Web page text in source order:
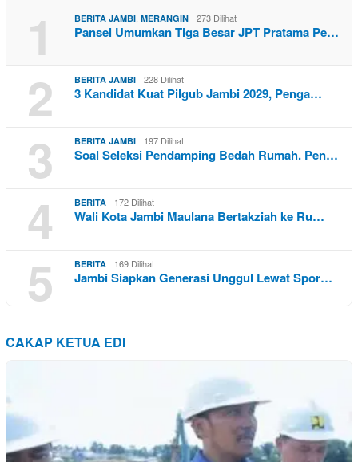
1 BERITA JAMBI, MERANGIN 273 Dilihat
Pansel Umumkan Tiga Besar JPT Pratama Pe…
2 BERITA JAMBI 228 Dilihat
3 Kandidat Kuat Pilgub Jambi 2029, Penga…
3 BERITA JAMBI 197 Dilihat
Soal Seleksi Pendamping Bedah Rumah. Pen…
4 BERITA 172 Dilihat
Wali Kota Jambi Maulana Bertakziah ke Ru…
5 BERITA 169 Dilihat
Jambi Siapkan Generasi Unggul Lewat Spor…
CAKAP KETUA EDI